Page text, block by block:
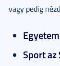
vagy pedig
Sport az